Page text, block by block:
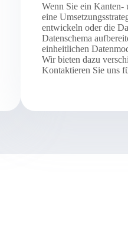
Wenn Sie ein
eine
entwickeln oder die
Datenschema
einheitlichen
Wir bieten dazu
Kontaktieren Sie uns